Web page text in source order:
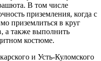
В том числе
приземления, когда с
приземлиться в круг
а также выполнить
костюме.
и Усть-Куломского